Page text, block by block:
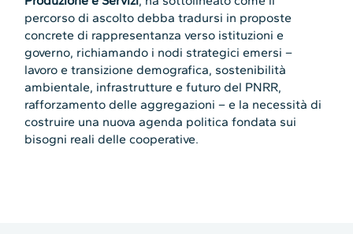
percorso di ascolto debba tradursi in proposte
concrete di rappresentanza verso istituzioni e
governo, richiamando i nodi strategici emersi –
lavoro e transizione demografica, sostenibilità
ambientale, infrastrutture e futuro del PNRR,
rafforzamento delle aggregazioni – e la necessità di
costruire una nuova agenda politica fondata sui
bisogni reali delle cooperative.